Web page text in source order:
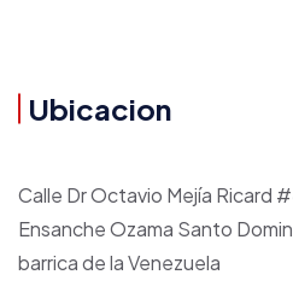
Ubicacion
Calle Dr Octavio Mejía Ricard
Ensanche Ozama Santo
barrica de la Venezuela